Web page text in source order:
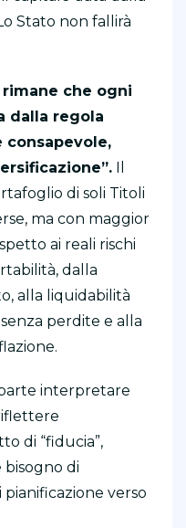
Stato non fallirà
che ogni
dalla regola
Il
di soli Titoli
ma con maggior
ai reali rischi
dalla
alla liquidabilità
perdite e alla
interpretare
di “fiducia”,
di
verso